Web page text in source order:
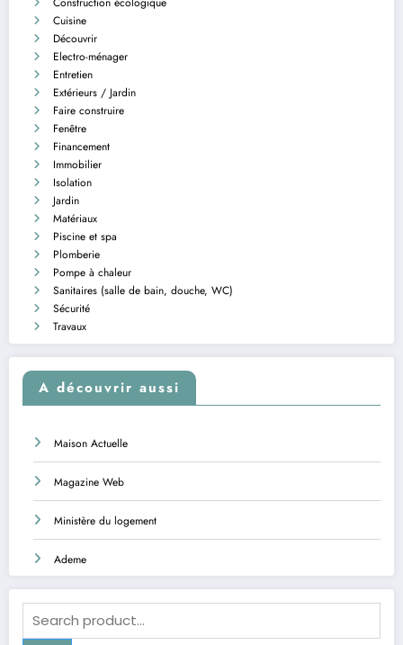
Cuisine
Découvrir
Electro-ménager
Entretien
Extérieurs / Jardin
Faire construire
Fenêtre
Financement
Immobilier
Isolation
Jardin
Matériaux
Piscine et spa
Plomberie
Pompe à chaleur
Sanitaires (salle de bain, douche, WC)
Sécurité
Travaux
A découvrir aussi
Maison Actuelle
Magazine Web
Ministère du logement
Ademe